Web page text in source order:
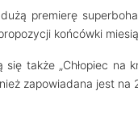
premierę
końcówki
także „Chłopiec na
zapowiadana jest na